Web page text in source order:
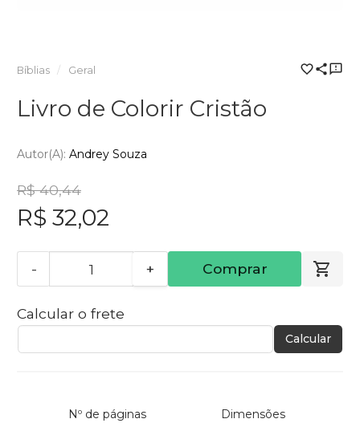
Bíblias Geral
Livro de Colorir Cristão
Autor(a): Andrey Souza
R$ 40,44
R$ 32,02
- + Comprar
Calcular o frete
Calcular
Nº de páginas Dimensões